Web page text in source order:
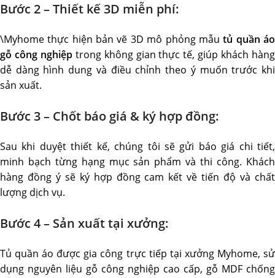
Bước 2 – Thiết kế 3D miễn phí:
\Myhome thực hiện bản vẽ 3D mô phỏng mẫutủ quần áo
gỗ công nghiệptrong không gian thực tế, giúp khách hàng
dễ dàng hình dung và điều chỉnh theo ý muốn trước khi
sản xuất.
Bước 3 – Chốt báo giá & ký hợp đồng:
Sau khi duyệt thiết kế, chúng tôi sẽ gửi báo giá chi tiết,
minh bạch từng hạng mục sản phẩm và thi công. Khách
hàng đồng ý sẽ ký hợp đồng cam kết về tiến độ và chất
lượng dịch vụ.
Bước 4 – Sản xuất tại xưởng:
Tủ quần áo được gia công trực tiếp tại xưởng Myhome, sử
dụng nguyên liệu gỗ công nghiệp cao cấp, gỗ MDF chống